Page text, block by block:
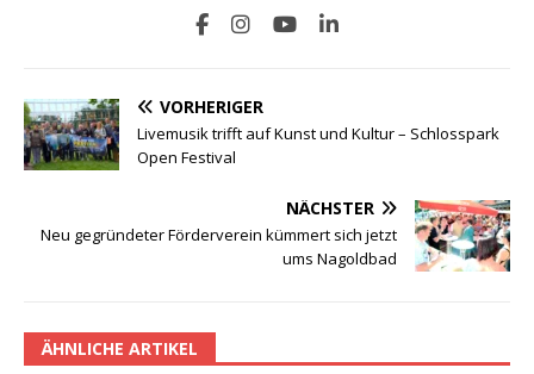
VORHERIGER
Livemusik trifft auf Kunst und Kultur – Schlosspark
Open Festival
NÄCHSTER
Neu gegründeter Förderverein kümmert sich jetzt
ums Nagoldbad
ÄHNLICHE ARTIKEL